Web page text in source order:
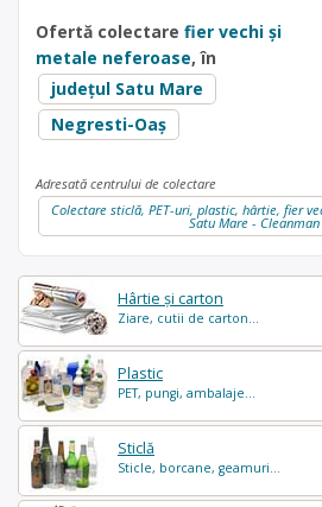
Hârtie și carton
Ziare, cutii de carton...
Plastic
PET, pungi, ambalaje...
Sticlă
Sticle, borcane, geamuri...
Ofertă colectare fier vechi și
metale neferoase, în
județul Satu Mare
Negresti-Oaș
Adresată centrului de colectare
Colectare sticlă, PET-uri, plastic, hârtie, fier
Satu Mare - Cleanman